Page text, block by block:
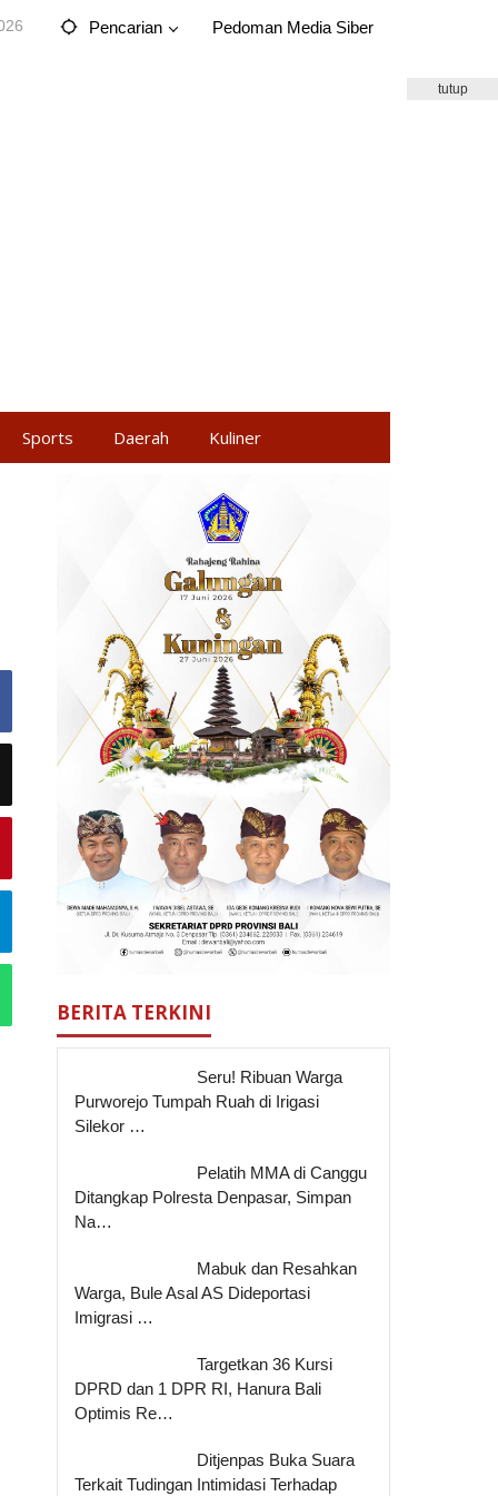
Pencarian Pedoman Media Siber
Sports Daerah Kuliner
tutup
BERITA TERKINI
Seru! Ribuan Warga
Purworejo Tumpah Ruah di Irigasi
Silekor …
Pelatih MMA di Canggu
Ditangkap Polresta Denpasar, Simpan
Na…
Mabuk dan Resahkan
Warga, Bule Asal AS Dideportasi
Imigrasi …
Targetkan 36 Kursi
DPRD dan 1 DPR RI, Hanura Bali
Optimis Re…
Ditjenpas Buka Suara
Terkait Tudingan Intimidasi Terhadap